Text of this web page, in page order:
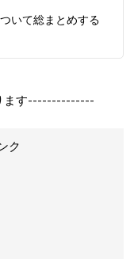
いて総まとめする
ます--------------
ク